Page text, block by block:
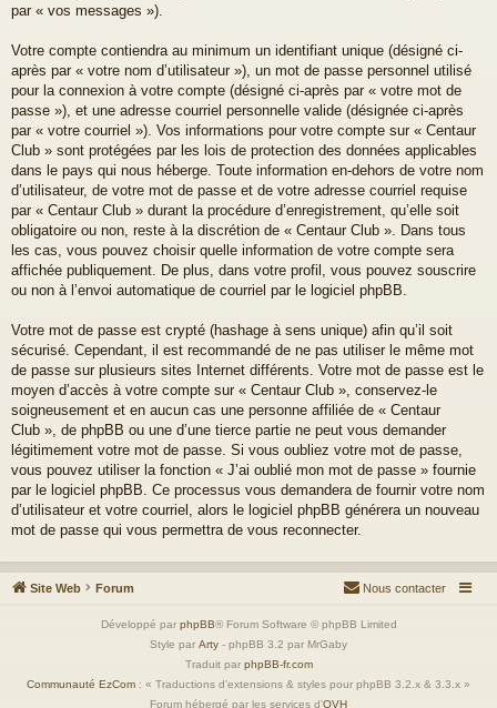
par « vos messages »).
Votre compte contiendra au minimum un identifiant unique (désigné ci-
après par « votre nom d’utilisateur »), un mot de passe personnel utilisé
pour la connexion à votre compte (désigné ci-après par « votre mot de
passe »), et une adresse courriel personnelle valide (désignée ci-après
par « votre courriel »). Vos informations pour votre compte sur « Centaur
Club » sont protégées par les lois de protection des données applicables
dans le pays qui nous héberge. Toute information en-dehors de votre nom
d’utilisateur, de votre mot de passe et de votre adresse courriel requise
par « Centaur Club » durant la procédure d’enregistrement, qu’elle soit
obligatoire ou non, reste à la discrétion de « Centaur Club ». Dans tous
les cas, vous pouvez choisir quelle information de votre compte sera
affichée publiquement. De plus, dans votre profil, vous pouvez souscrire
ou non à l’envoi automatique de courriel par le logiciel phpBB.
Votre mot de passe est crypté (hashage à sens unique) afin qu’il soit
sécurisé. Cependant, il est recommandé de ne pas utiliser le même mot
de passe sur plusieurs sites Internet différents. Votre mot de passe est le
moyen d’accès à votre compte sur « Centaur Club », conservez-le
soigneusement et en aucun cas une personne affiliée de « Centaur
Club », de phpBB ou une d’une tierce partie ne peut vous demander
légitimement votre mot de passe. Si vous oubliez votre mot de passe,
vous pouvez utiliser la fonction « J’ai oublié mon mot de passe » fournie
par le logiciel phpBB. Ce processus vous demandera de fournir votre nom
d’utilisateur et votre courriel, alors le logiciel phpBB générera un nouveau
mot de passe qui vous permettra de vous reconnecter.
Site Web Forum Nous contacter
Développé par phpBB® Forum Software © phpBB Limited
Style par Arty - phpBB 3.2 par MrGaby
Traduit par phpBB-fr.com
Communauté EzCom : « Traductions d'extensions & styles pour phpBB 3.2.x & 3.3.x »
Forum hébergé par les services d’OVH